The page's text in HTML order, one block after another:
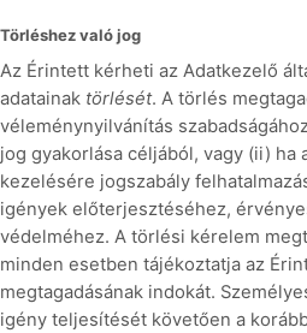
Törléshez való jog
Az Érintett kérheti az Adatkezelő
adatainak törlését. A törlés
véleménynyilvánítás
jog gyakorlása céljából, vagy (ii) ha
kezelésére jogszabály
igények előterjesztéséhez,
védelméhez. A törlési kérelem
minden esetben tájékoztatja az
megtagadásának indokát.
igény teljesítését követően a